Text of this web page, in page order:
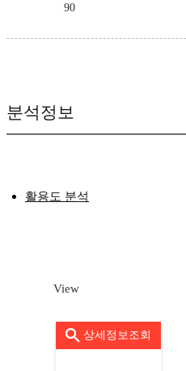
90
분석정보
활용도 분석
View
상세정보조회